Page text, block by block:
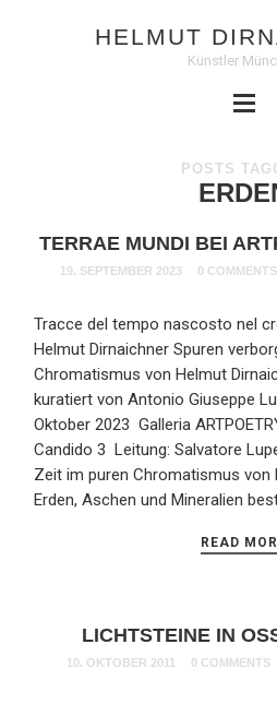
HELMUT
Künstler
POSTS
TERRAE MUNDI BEI
19. SEPTEMBER 2023 0 COMMENTS
Tracce del tempo nascosto nel
Helmut Dirnaichner Spuren
Chromatismus von Helmut
kuratiert von Antonio Giuseppe
Oktober 2023 Galleria
Candido 3 Leitung: Salvatore
Zeit im puren Chromatismus von
Erden, Aschen und Mineralien
READ
LICHTSTEINE IN
10. OKTOBER 2011 0 COMMENTS